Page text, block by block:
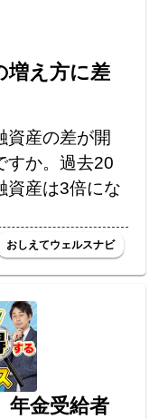
増え方に差
産の差が開
すか。過去20
資産は3倍にな
おしえてウェルスナビ
年金受給者